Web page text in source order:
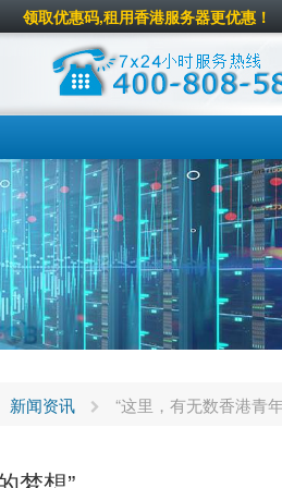
领取优惠码,租用香港服务器更优惠！
新闻资讯 “这里，有无数香港青